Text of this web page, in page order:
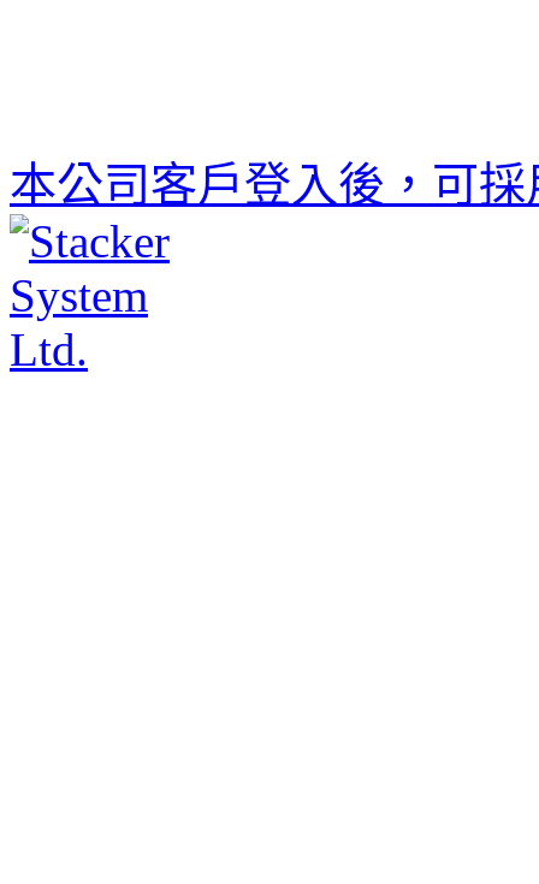
本公司客戶登入後，可